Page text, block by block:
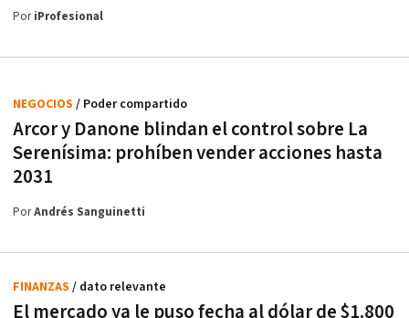
PoriProfesional
Arcor y Danone blindan el control sobre La
Serenísima: prohíben vender acciones hasta
2031
NEGOCIOS / Poder compartido
PorAndrés Sanguinetti
El mercado ya le puso fecha al dólar de $1.800
FINANZAS / dato relevante